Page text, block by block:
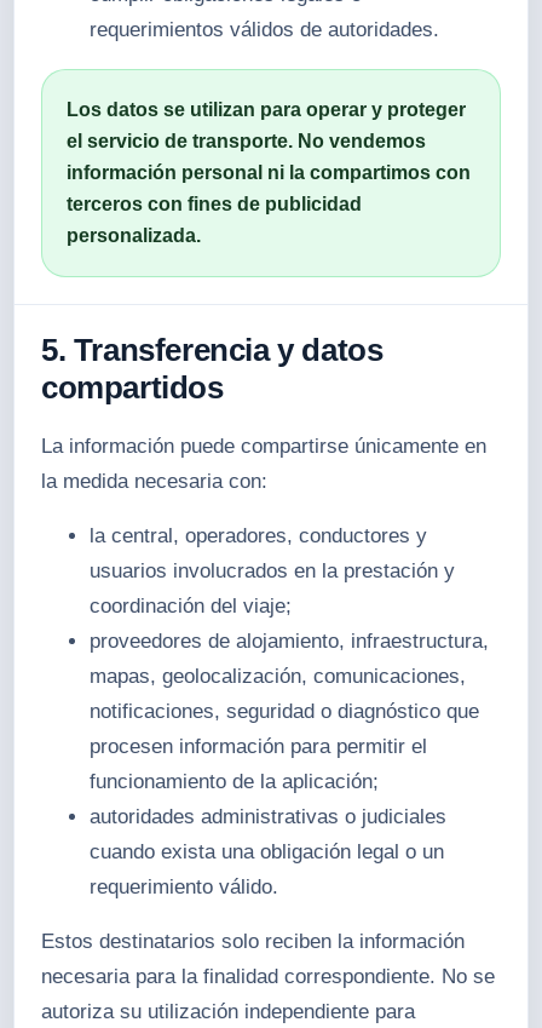
requerimientos válidos de autoridades.
Los datos se utilizan para operar y proteger
el servicio de transporte. No vendemos
información personal ni la compartimos con
terceros con fines de publicidad
personalizada.
5. Transferencia y datos
compartidos
La información puede compartirse únicamente en
la medida necesaria con:
la central, operadores, conductores y
usuarios involucrados en la prestación y
coordinación del viaje;
proveedores de alojamiento, infraestructura,
mapas, geolocalización, comunicaciones,
notificaciones, seguridad o diagnóstico que
procesen información para permitir el
funcionamiento de la aplicación;
autoridades administrativas o judiciales
cuando exista una obligación legal o un
requerimiento válido.
Estos destinatarios solo reciben la información
necesaria para la finalidad correspondiente. No se
autoriza su utilización independiente para